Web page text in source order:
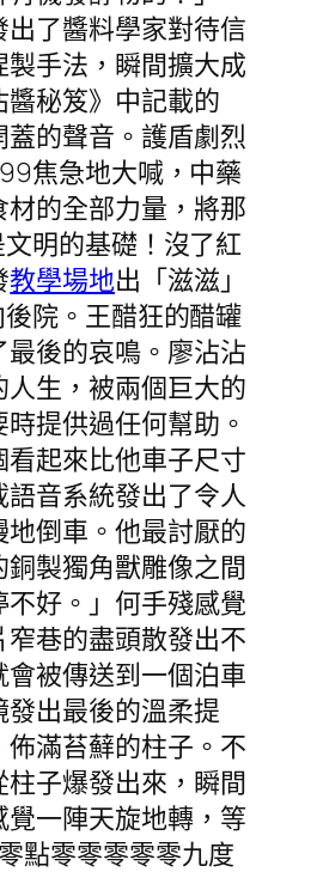
出了醬料學家對待信
手法，瞬間擴大成
秘笈》中記載的
的聲音。護盾劇烈
焦急地大喊，中藥
的全部力量，將那
明的基礎！沒了紅
教學場地出「滋滋」
院。王醋狂的醋罐
後的哀鳴。廖沾沾
生，被兩個巨大的
提供過任何幫助。
起來比他車子尺寸
音系統發出了令人
倒車。他最討厭的
製獨角獸雕像之間
好。」何手殘感覺
巷的盡頭散發出不
被傳送到一個泊車
出最後的溫柔提
滿苔蘚的柱子。不
子爆發出來，瞬間
一陣天旋地轉，等
點零零零零零九度